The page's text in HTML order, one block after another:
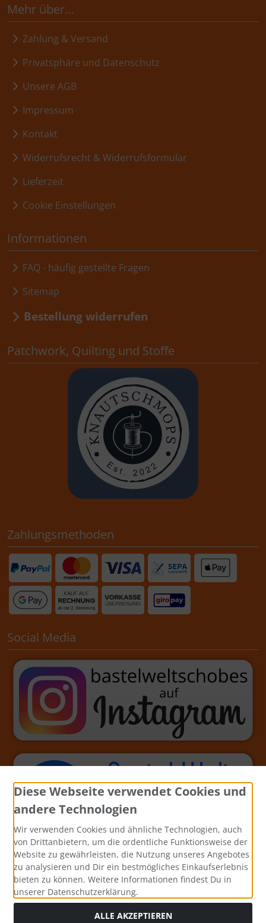
Mehr über...
Zahlung & Versand
Privatsphäre und Datenschutz
Unsere AGB
Impressum
Kontakt
Widerrufsrecht & Widerrufsformular
Lieferzeit
Cookie Einstellungen
Informationen
FAQ - häufig gestellte Fragen
Sitemap
Bestellung widerrufen
Patchwork, Quilting und Stoffe
Zahlungsmethoden
Social Media
Diese Webseite verwendet Cookies und
andere Technologien
Wir verwenden Cookies und ähnliche Technologien, auch
von Drittanbietern, um die ordentliche Funktionsweise der
Website zu gewährleisten, die Nutzung unseres Angebotes
zu analysieren und Dir ein bestmögliches Einkaufserlebnis
bieten zu können. Weitere Informationen findest Du in
unserer Datenschutzerklärung.
ALLE AKZEPTIEREN